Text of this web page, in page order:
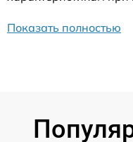
Показать полностью